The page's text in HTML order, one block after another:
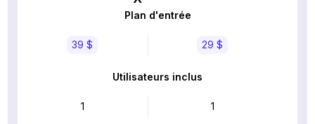
Plan d'entrée
39 $ 29 $
Utilisateurs inclus
1 1